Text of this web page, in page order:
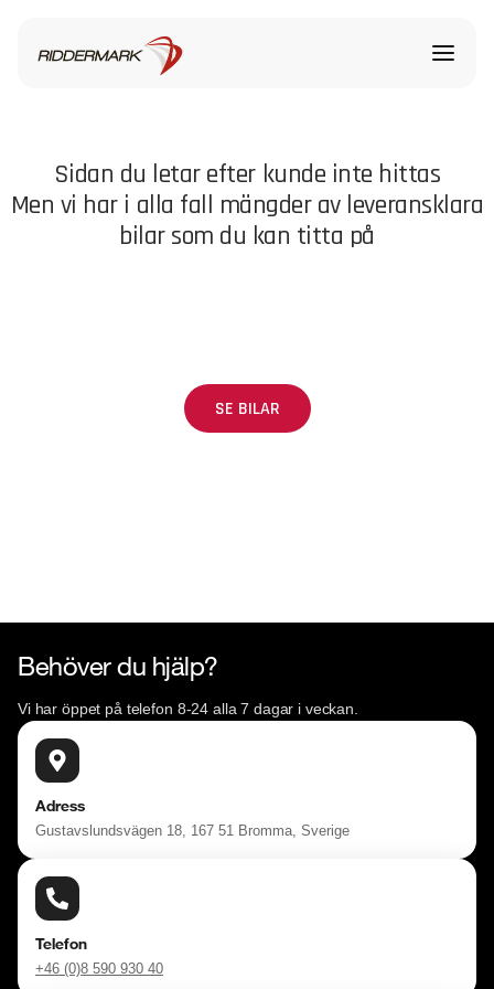
Sidan du letar efter kunde inte hittas
Men vi har i alla fall mängder av leveransklara
bilar som du kan titta på
SE BILAR
Behöver du hjälp?
Vi har öppet på telefon 8-24 alla 7 dagar i veckan.
Adress
Gustavslundsvägen 18, 167 51 Bromma, Sverige
Telefon
+46 (0)8 590 930 40